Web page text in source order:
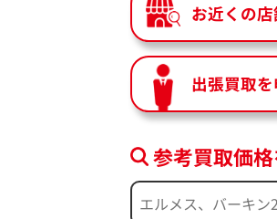
お近くの
出張買取
参考買取価